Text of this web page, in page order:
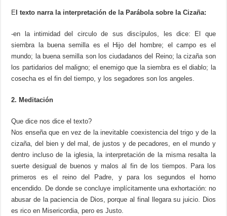
E l texto narra la interpretación de la Parábola sobre la Cizaña:
-en la intimidad del circulo de sus discípulos, les dice: El que
siembra la buena semilla es el Hijo del hombre; el campo es el
mundo; la buena semilla son los ciudadanos del Reino; la cizaña son
los partidarios del maligno; el enemigo que la siembra es el diablo; la
cosecha es el fin del tiempo, y los segadores son los angeles.
2. Meditación
Que dice nos dice el texto?
Nos enseña que en vez de la inevitable coexistencia del trigo y de la
cizaña, del bien y del mal, de justos y de pecadores, en el mundo y
dentro incluso de la iglesia, la interpretación de la misma resalta la
suerte desigual de buenos y malos al fin de los tiempos. Para los
primeros es el reino del Padre, y para los segundos el horno
encendido. De donde se concluye implícitamente una exhortación: no
abusar de la paciencia de Dios, porque al final llegara su juicio. Dios
es rico en Misericordia, pero es Justo.